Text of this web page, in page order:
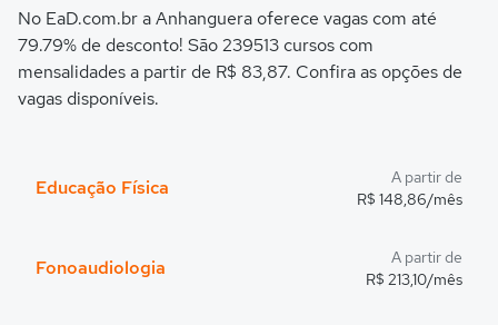
No EaD.com.br a Anhanguera oferece vagas com até
79.79% de desconto! São 239513 cursos com
mensalidades a partir de R$ 83,87. Confira as opções de
vagas disponíveis.
Educação Física
A partir de
R$ 148,86/mês
Fonoaudiologia
A partir de
R$ 213,10/mês